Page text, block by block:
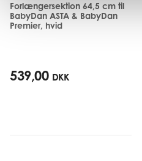
Forlængersektion 64,5 cm til
BabyDan ASTA & BabyDan
Premier, hvid
539,00 DKK